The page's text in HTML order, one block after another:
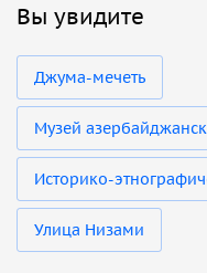
Вы увидите
Джума-мечеть
Музей
Историко-
Улица Низами